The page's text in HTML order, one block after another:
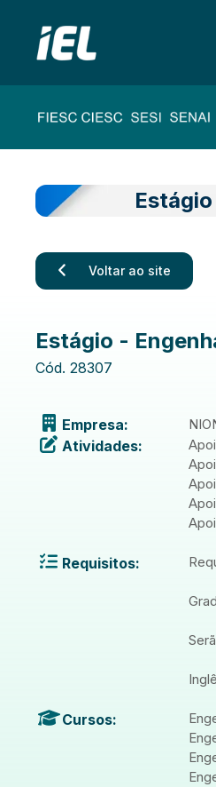
Voltar ao site
Estágio -
Cód. 28307
Empresa:
Atividades:
Requisitos:
Cursos: